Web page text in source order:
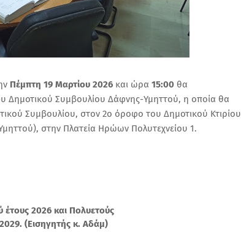
Πέμπτη 19 Μαρτίου 2026 και ώρα 15:00 θα
Δημοτικού Συμβουλίου Δάφνης-Υμηττού, η οποία θα
Συμβουλίου, στον 2ο όροφο του Δημοτικού Κτιρίου
στην Πλατεία Ηρώων Πολυτεχνείου 1.
2026 και Πολυετούς
(Εισηγητής κ. Αδάμ)